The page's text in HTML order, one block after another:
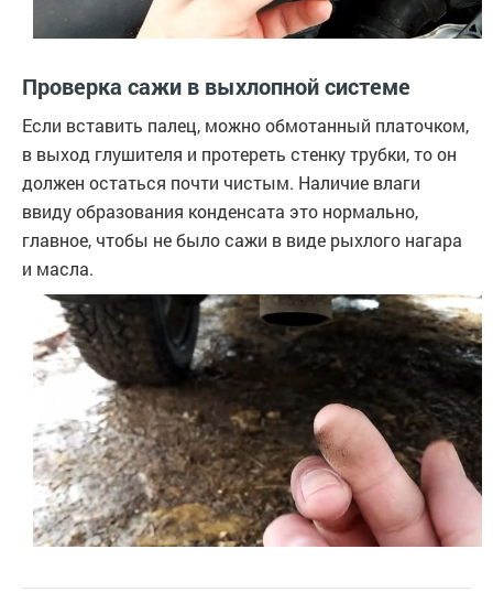
Проверка сажи в выхлопной системе
Если вставить палец, можно обмотанный платочком,
в выход глушителя и протереть стенку трубки, то он
должен остаться почти чистым. Наличие влаги
ввиду образования конденсата это нормально,
главное, чтобы не было сажи в виде рыхлого нагара
и масла.